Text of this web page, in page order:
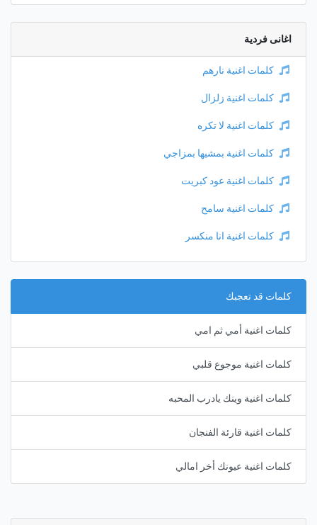
اغانى فردية
كلمات اغنية نارهم
كلمات اغنية زلزال
كلمات اغنية لا تكره
كلمات اغنية بمشيها بمزاجي
كلمات اغنية عود كبريت
كلمات اغنية سامح
كلمات اغنية انا منكسر
كلمات قد تعجبك
كلمات اغنية أمي ثم امي
كلمات اغنية موجوع قلبي
كلمات اغنية وينك يادرب المحبه
كلمات اغنية قارئة الفنجان
كلمات اغنية عيونك أخر امالي